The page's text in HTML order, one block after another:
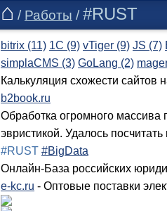
/ Работы / #RUST
bitrix (11) 1C (9) vTiger (9) JS (7)
simplaCMS (3) GoLang (2)
Калькуляция схожести
b2book.ru
Обработка огромного массива
эвристикой. Удалось
#RUST #BigData
Онлайн-База российских
e-kc.ru - Оптовые поставки